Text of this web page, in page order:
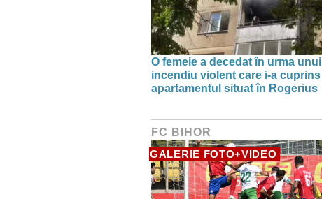
O femeie a decedat în urma unui
incendiu violent care i-a cuprins
apartamentul situat în Rogerius
FC BIHOR
GALERIE FOTO+VIDEO